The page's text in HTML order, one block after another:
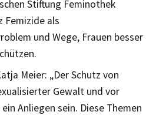
Stiftung Feminothek
Femizide als
und Wege, Frauen besser
Meier: „Der Schutz von
Gewalt und vor
Anliegen sein. Diese Themen